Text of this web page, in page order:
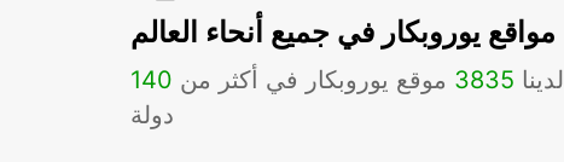
مواقع يوروبكار في جميع أنحاء العالم
لدينا 3835 موقع يوروبكار في أكثر من 140
دولة